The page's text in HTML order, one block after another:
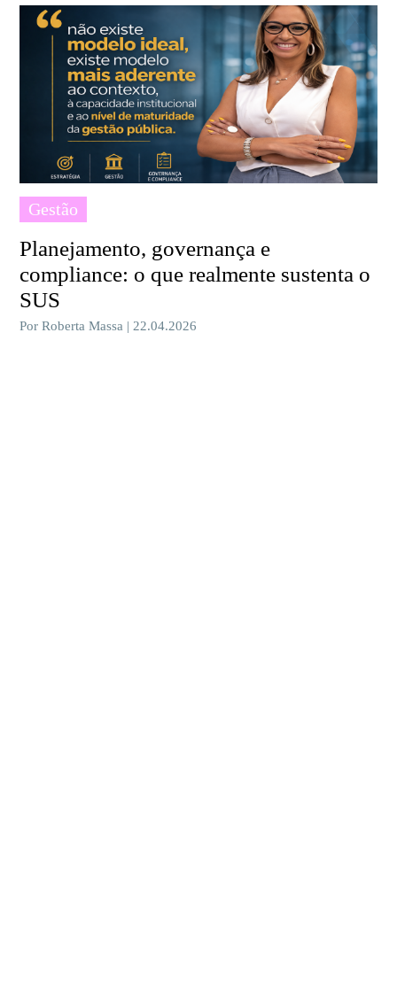
Gestão
Planejamento, governança e
compliance: o que realmente sustenta o
SUS
Por Roberta Massa | 22.04.2026